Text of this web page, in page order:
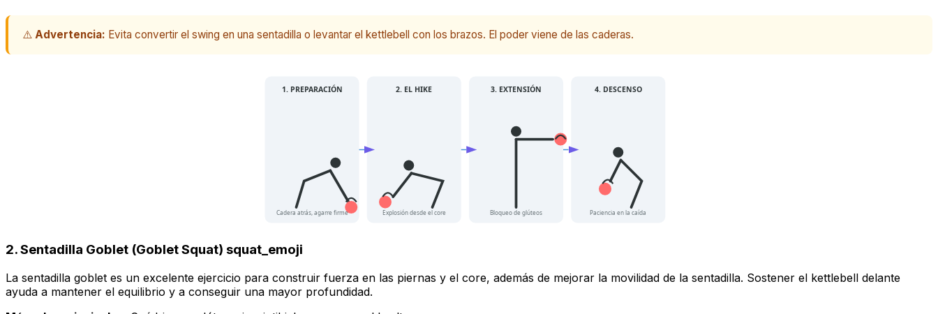
⚠️ Advertencia: Evita convertir el swing en una sentadilla o levantar el kettlebell con los brazos. El poder viene de las caderas.
1. PREPARACIÓN 2. EL HIKE 3. EXTENSIÓN 4. DESCENSO
Cadera atrás, agarre firme Explosión desde el core Bloqueo de glúteos Paciencia en la caída
2. Sentadilla Goblet (Goblet Squat) squat_emoji
La sentadilla goblet es un excelente ejercicio para construir fuerza en las piernas y el core, además de mejorar la movilidad de la sentadilla. Sostener el kettlebell delante
ayuda a mantener el equilibrio y a conseguir una mayor profundidad.